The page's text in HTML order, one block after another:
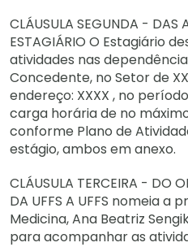
CLÁUSULA SEGUNDA - DAS
ESTAGIÁRIO O Estagiário
atividades nas
Concedente, no Setor de
endereço: XXXX , no
carga horária de no
conforme Plano de
estágio, ambos em anexo.
CLÁUSULA TERCEIRA - DO
DA UFFS A UFFS nomeia a
Medicina, Ana Beatriz
para acompanhar as